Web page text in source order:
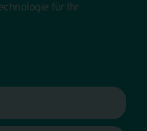
für Ihr